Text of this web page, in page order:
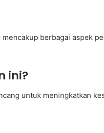
berbagai aspek
ini?
untuk meningkatkan